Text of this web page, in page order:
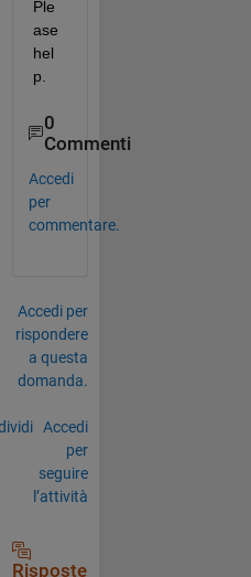
Ple
ase
hel
p.
0
Commenti
Accedi
per
commentare.
Accedi per
rispondere
a questa
domanda.
Accedi
per
seguire
l’attività
Risposte